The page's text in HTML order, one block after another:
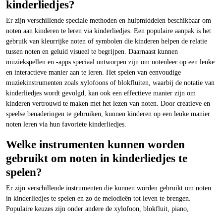
kinderliedjes?
Er zijn verschillende speciale methoden en hulpmiddelen beschikbaar om
noten aan kinderen te leren via kinderliedjes. Een populaire aanpak is het
gebruik van kleurrijke noten of symbolen die kinderen helpen de relatie
tussen noten en geluid visueel te begrijpen. Daarnaast kunnen
muziekspellen en -apps speciaal ontworpen zijn om notenleer op een leuke
en interactieve manier aan te leren. Het spelen van eenvoudige
muziekinstrumenten zoals xylofoons of blokfluiten, waarbij de notatie van
kinderliedjes wordt gevolgd, kan ook een effectieve manier zijn om
kinderen vertrouwd te maken met het lezen van noten. Door creatieve en
speelse benaderingen te gebruiken, kunnen kinderen op een leuke manier
noten leren via hun favoriete kinderliedjes.
Welke instrumenten kunnen worden
gebruikt om noten in kinderliedjes te
spelen?
Er zijn verschillende instrumenten die kunnen worden gebruikt om noten
in kinderliedjes te spelen en zo de melodieën tot leven te brengen.
Populaire keuzes zijn onder andere de xylofoon, blokfluit, piano,